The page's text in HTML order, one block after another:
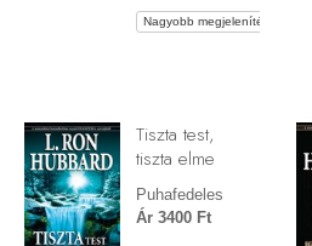
Nagyobb megjelenítés
Tiszta test,
tiszta elme
Puhafedeles
Ár 3400 Ft